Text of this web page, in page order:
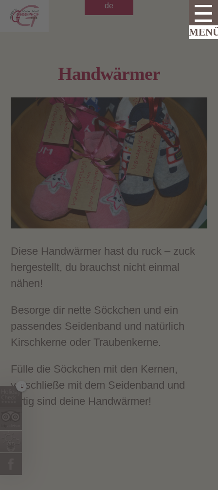
de
Handwärmer
Diese Handwärmer hast du ruck – zuck
hergestellt, du brauchst nicht einmal
nähen!
Besorge dir nette Söckchen und ein
passendes Seidenband und natürlich
Kirschkerne oder Traubenkerne.
Fülle die Söckchen mit den Kernen,
verschließe mit dem Seidenband und
fertig sind deine Handwärmer!